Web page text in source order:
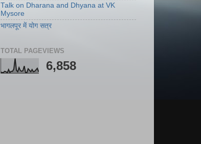
Talk on Dharana and Dhyana at VK
Mysore
भागलपूर में योग सत्र
TOTAL PAGEVIEWS
6,858